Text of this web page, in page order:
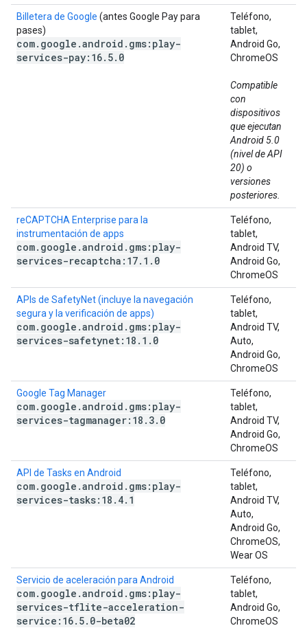
Billetera de Google (antes Google Pay para
pases)
com. google .android . gms:play-
services-pay:16. 5. 0
Teléfono,
tablet,
Android Go,
ChromeOS
Compatible
con
dispositivos
que ejecutan
Android 5.0
(nivel de API
20) o
versiones
posteriores.
reCAPTCHA Enterprise para la
instrumentación de apps
com. google .android . gms:play-
services-recaptcha:17. 1 . 0
Teléfono,
tablet,
Android TV,
Android Go,
ChromeOS
APIs de SafetyNet (incluye la navegación
segura y la verificación de apps)
com. google .android . gms:play-
services-safetynet:18 . 1 . 0
Teléfono,
tablet,
Android TV,
Auto,
Android Go,
ChromeOS
Google Tag Manager
com. google .android . gms:play-
services-tagmanager:18 . 3. 0
Teléfono,
tablet,
Android TV,
Android Go,
ChromeOS
API de Tasks en Android
com. google .android . gms:play-
services-tasks:18 . 4. 1
Teléfono,
tablet,
Android TV,
Auto,
Android Go,
ChromeOS,
Wear OS
Servicio de aceleración para Android
com. google .android . gms:play-
services-tflite-acceleration-
service:16. 5. 0-beta02
Teléfono,
tablet,
Android Go,
ChromeOS